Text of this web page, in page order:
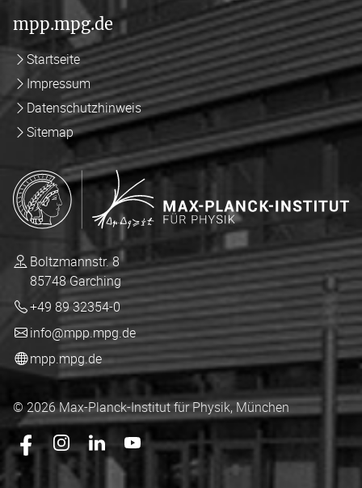
mpp.mpg.de
Startseite
Impressum
Datenschutzhinweis
Sitemap
Boltzmannstr. 8
85748 Garching
+49 89 32354-0
info@mpp.mpg.de
mpp.mpg.de
© 2026 Max-Planck-Institut für Physik, München
Das mpp.mpg.de auf Facebook
Das mpp.mpg.de auf Instagram
Das mpp.mpg.de auf LingedIn
Das mpp.mpg.de auf YouTube